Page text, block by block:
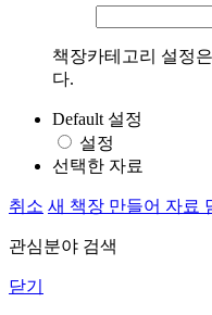
책장카테고리 설정
다.
Default 설정
설정
선택한 자료
취소 새 책장 만들어 자료
관심분야 검색
닫기